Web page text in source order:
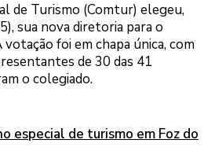
de Turismo (Comtur) elegeu,
sua nova diretoria para o
foi em chapa única, com
de 30 das 41
o colegiado.
especial de turismo em Foz do